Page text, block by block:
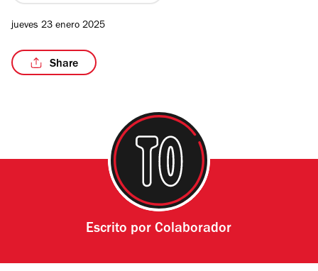
jueves 23 enero 2025
Share
Escrito porColaborador